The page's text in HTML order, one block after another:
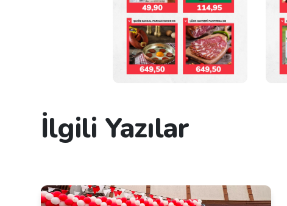
İlgili Yazılar